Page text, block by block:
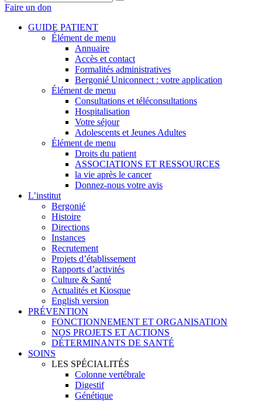
Faire un don
GUIDE PATIENT
Élément de menu
Annuaire
Accès et contact
Formalités administratives
Bergonié Uniconnect : votre application
Élément de menu
Consultations et téléconsultations
Hospitalisation
Votre séjour
Adolescents et Jeunes Adultes
Élément de menu
Droits du patient
ASSOCIATIONS ET RESSOURCES
la vie après le cancer
Donnez-nous votre avis
L’institut
Bergonié
Histoire
Directions
Instances
Recrutement
Projets d’établissement
Rapports d’activités
Culture & Santé
Actualités et Kiosque
English version
PRÉVENTION
FONCTIONNEMENT ET ORGANISATION
NOS PROJETS ET ACTIONS
DÉTERMINANTS DE SANTÉ
SOINS
LES SPÉCIALITÉS
Colonne vertébrale
Digestif
Génétique